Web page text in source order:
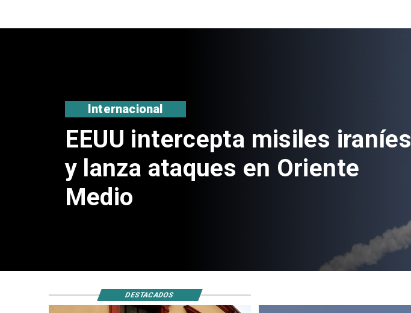
EEUU intercepta misiles iraníes
y lanza ataques en Oriente
Medio
Internacional
DESTACADOS